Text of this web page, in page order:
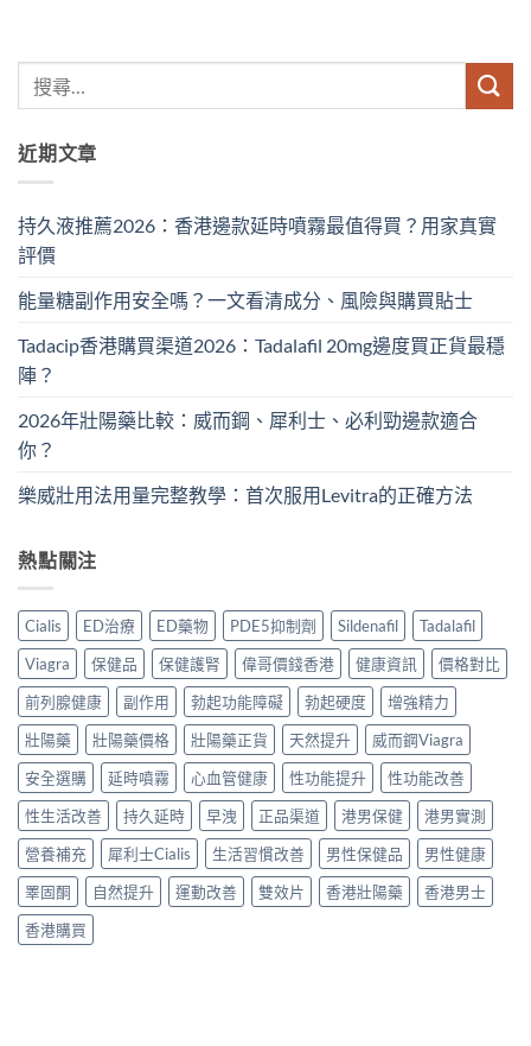
近期文章
持久液推薦2026：香港邊款延時噴霧最值得買？用家真實
評價
能量糖副作用安全嗎？一文看清成分、風險與購買貼士
Tadacip香港購買渠道2026：Tadalafil 20mg邊度買正貨最穩
陣？
2026年壯陽藥比較：威而鋼、犀利士、必利勁邊款適合
你？
樂威壯用法用量完整教學：首次服用Levitra的正確方法
熱點關注
Cialis ED治療 ED藥物 PDE5抑制劑 Sildenafil
Tadalafil
Viagra
保健品 保健護腎 偉哥價錢香港 健康資訊
價格對比
前列腺健康
副作用 勃起功能障礙 勃起硬度
增強精力
壯陽藥
壯陽藥價格 壯陽藥正貨 天然提升
威而鋼Viagra
安全選購
延時噴霧 心血管健康 性功能提升
性功能改善
性生活改善
持久延時 早洩 正品渠道 港男保健
港男實測
營養補充
犀利士Cialis 生活習慣改善 男性保健品
男性健康
睪固酮
自然提升 運動改善 雙效片 香港壯陽藥
香港男士
香港購買